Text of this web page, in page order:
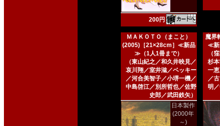
200円
ＭＡＫＯＴＯ（まこと）
(2005)［21×28cm］≪新品
≫（1人1冊まで）
（東山紀之／和久井映見／
哀川翔／室井滋／ベッキー
／河合美智子／小堺一機／
中島啓江／別所哲也／佐野
史郎／武田鉄矢）
日本製作
(2000年
～)
魔界
≪新
（
杉
一
／
明